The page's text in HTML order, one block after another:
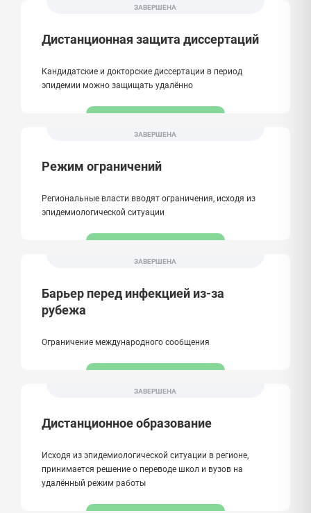
ЗАВЕРШЕНА
Дистанционная защита диссертаций
Кандидатские и докторские диссертации в период
эпидемии можно защищать удалённо
ЗАВЕРШЕНА
Режим ограничений
Региональные власти вводят ограничения, исходя из
эпидемиологической ситуации
ЗАВЕРШЕНА
Барьер перед инфекцией из-за
рубежа
Ограничение международного сообщения
ЗАВЕРШЕНА
Дистанционное образование
Исходя из эпидемиологической ситуации в регионе,
принимается решение о переводе школ и вузов на
удалённый режим работы